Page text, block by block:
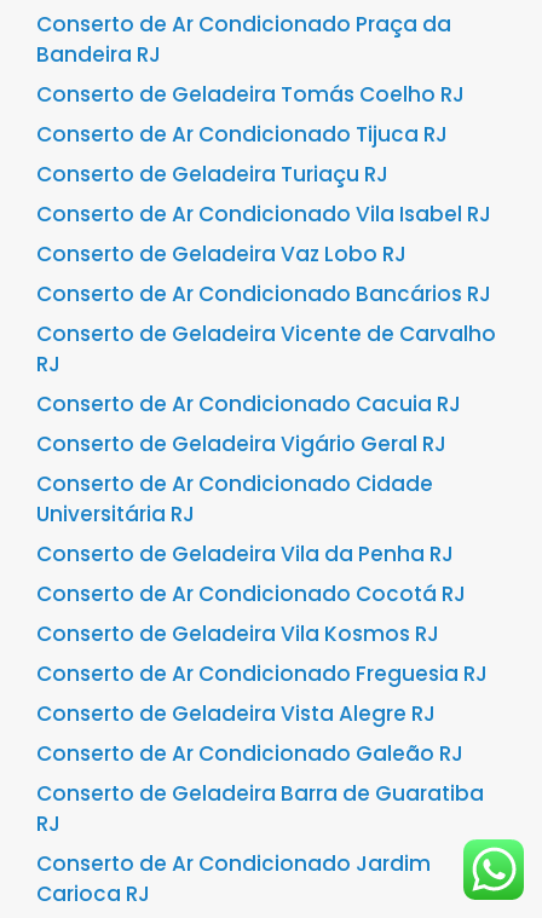
Conserto de Ar Condicionado Praça da
Bandeira RJ
Conserto de Geladeira Tomás Coelho RJ
Conserto de Ar Condicionado Tijuca RJ
Conserto de Geladeira Turiaçu RJ
Conserto de Ar Condicionado Vila Isabel RJ
Conserto de Geladeira Vaz Lobo RJ
Conserto de Ar Condicionado Bancários RJ
Conserto de Geladeira Vicente de Carvalho
RJ
Conserto de Ar Condicionado Cacuia RJ
Conserto de Geladeira Vigário Geral RJ
Conserto de Ar Condicionado Cidade
Universitária RJ
Conserto de Geladeira Vila da Penha RJ
Conserto de Ar Condicionado Cocotá RJ
Conserto de Geladeira Vila Kosmos RJ
Conserto de Ar Condicionado Freguesia RJ
Conserto de Geladeira Vista Alegre RJ
Conserto de Ar Condicionado Galeão RJ
Conserto de Geladeira Barra de Guaratiba
RJ
Conserto de Ar Condicionado Jardim
Carioca RJ